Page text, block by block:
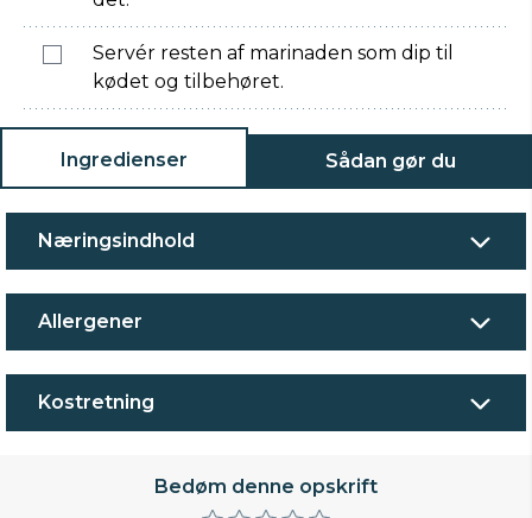
Servér resten af marinaden som dip til
kødet og tilbehøret.
Ingredienser Sådan gør du
Næringsindhold
Allergener
Kostretning
Bedøm denne opskrift